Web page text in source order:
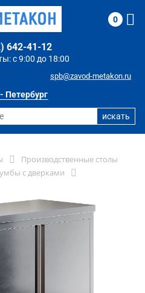
Петербург
с 9:00 до 18:00
642-41-12
spb@zavod-metakon.ru
0
Производственные столы
с дверками